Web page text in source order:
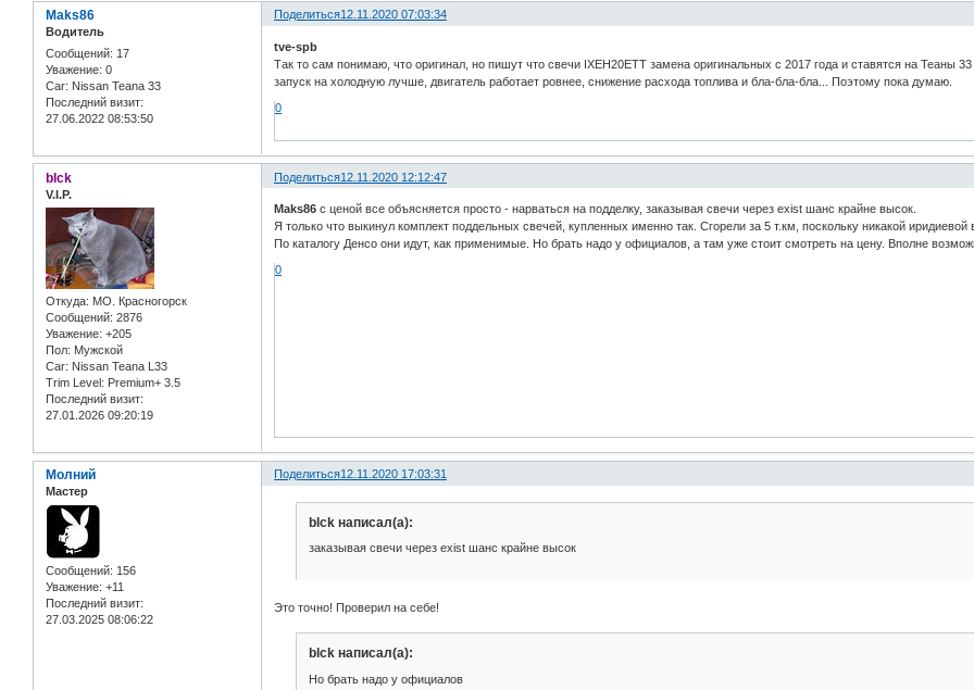
Поделиться12.11.2020 07:03:34
Maks86
Водитель
Сообщений: 17
Уважение: 0
Car: Nissan Teana 33
Последний визит:
27.06.2022 08:53:50
tve-spb
Так то сам понимаю, что оригинал, но пишут что свечи IXEH20ETT замена оригинальных с 2017 года и ставятся на
запуск на холодную лучше, двигатель работает ровнее, снижение расхода топлива и бла-бла-бла... Поэтому пока думаю.
0
Поделиться12.11.2020 12:12:47
blck
V.I.P.
Откуда: МО. Красногорск
Сообщений: 2876
Уважение: +205
Пол: Мужской
Car: Nissan Teana L33
Trim Level: Premium+ 3.5
Последний визит:
27.01.2026 09:20:19
Maks86 с ценой все объясняется просто - нарваться на подделку, заказывая свечи через exist шанс крайне высок.
Я только что выкинул комплект поддельных свечей, купленных именно так. Сгорели за 5 т.км, поскольку никакой
По каталогу Денсо они идут, как применимые. Но брать надо у официалов, а там уже стоит смотреть на цену. Вполне
0
Поделиться12.11.2020 17:03:31
Молний
Мастер
Сообщений: 156
Уважение: +11
Последний визит:
27.03.2025 08:06:22
blck написал(а):
заказывая свечи через exist шанс крайне высок
Это точно! Проверил на себе!
blck написал(а):
Но брать надо у официалов